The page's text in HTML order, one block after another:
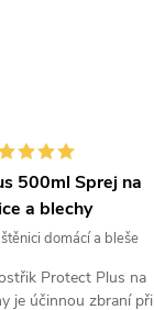
500ml Sprej na
a blechy
domácí a bleše
Protect Plus na
je účinnou zbraní při